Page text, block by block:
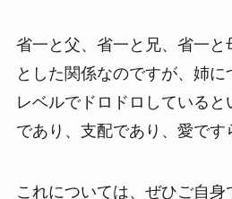
省一と父、省一と兄、省一と
とした関係なのですが、姉
レベルでドロドロしている
であり、支配であり、愛です
これについては、ぜひご自